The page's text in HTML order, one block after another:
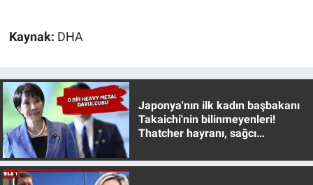
Kaynak: DHA
Japonya'nın ilk kadın başbakanı
Takaichi'nin bilinmeyenleri!
Thatcher hayranı, sağcı